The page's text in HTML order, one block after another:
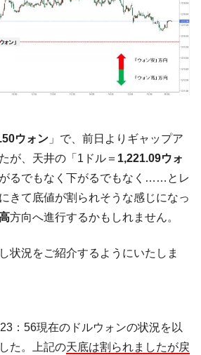
力したのは明白だ」
李在明さっそく不動産対策で浅薄な発
「中国と同じく」投資に不適格な国
為取引量「1日当たり1,214.4億ド
金の動きに強く左右される状態
ってきた李在明。李在明を支持しな
統領府ボンクラ政策室長が告発され
蝕む。
ウォン 」で、前日よりギャップア
が、天井の「1ドル＝ 1,221.09ウォ
るでもなく下がるでもなく……とレ
きて底値が割られそうな感じになっ
方向へ進行するかもしれません。
状況をご紹介するようにいたしま
：56現在のドルウォンの状況を以
た。上記の天底は割られましたが戻